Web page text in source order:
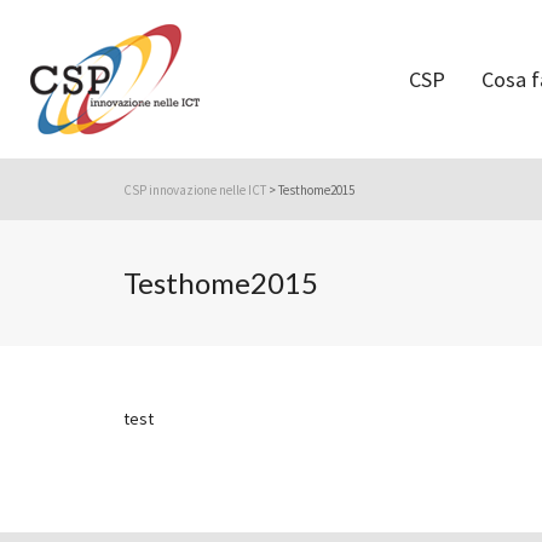
CSP Cosa
CSP innovazione nelle ICT >Testhome2015
Testhome2015
test